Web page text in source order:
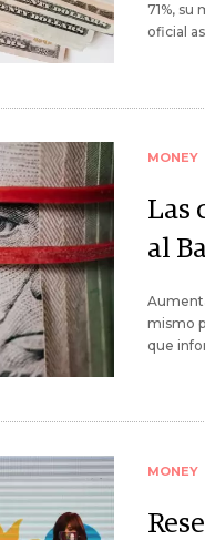
71%, su
oficial
MONEY
Las
al
mismo
que
MONEY